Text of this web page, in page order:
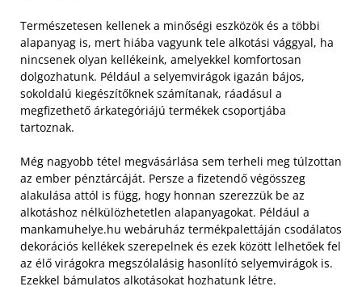
Természetesen kellenek a minőségi eszközök és a többi
alapanyag is, mert hiába vagyunk tele alkotási vággyal, ha
nincsenek olyan kellékeink, amelyekkel komfortosan
dolgozhatunk. Például a selyemvirágok igazán bájos,
sokoldalú kiegészítőknek számítanak, ráadásul a
megfizethető árkategóriájú termékek csoportjába
tartoznak.
Még nagyobb tétel megvásárlása sem terheli meg túlzottan
az ember pénztárcáját. Persze a fizetendő végösszeg
alakulása attól is függ, hogy honnan szerezzük be az
alkotáshoz nélkülözhetetlen alapanyagokat. Például a
mankamuhelye.hu webáruház termékpalettáján csodálatos
dekorációs kellékek szerepelnek és ezek között lelhetőek fel
az élő virágokra megszólalásig hasonlító selyemvirágok is.
Ezekkel bámulatos alkotásokat hozhatunk létre.